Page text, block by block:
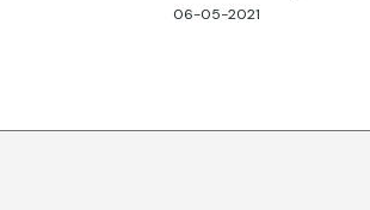
06-05-2021